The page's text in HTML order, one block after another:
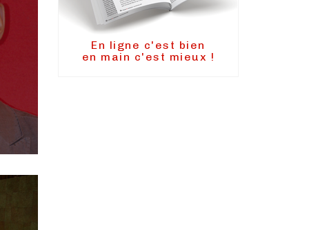
En ligne c'est bien
en main c'est mieux !